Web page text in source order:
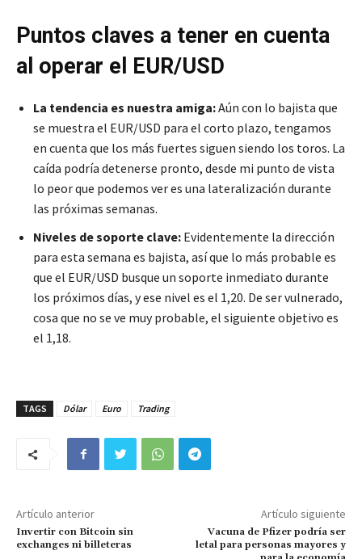
Puntos claves a tener en cuenta
al operar el EUR/USD
La tendencia es nuestra amiga:Aún con lo bajista que
se muestra el EUR/USD para el corto plazo, tengamos
en cuenta que los más fuertes siguen siendo los toros. La
caída podría detenerse pronto, desde mi punto de vista
lo peor que podemos ver es una lateralización durante
las próximas semanas.
Niveles de soporte clave: Evidentemente la dirección
para esta semana es bajista, así que lo más probable es
que el EUR/USD busque un soporte inmediato durante
los próximos días, y ese nivel es el 1,20. De ser vulnerado,
cosa que no se ve muy probable, el siguiente objetivo es
el 1,18.
TAGS Dólar Euro Trading
Artículo anterior
Invertir con Bitcoin sin
exchanges ni billeteras
Artículo siguiente
Vacuna de Pfizer podría ser
letal para personas mayores y